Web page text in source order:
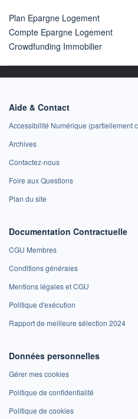
Plan Epargne Logement
Compte Epargne Logement
Crowdfunding Immobilier
Aide & Contact
Accessibilité Numérique (partiellement
Archives
Contactez-nous
Foire aux Questions
Plan du site
Documentation Contractuelle
CGU Membres
Conditions générales
Mentions légales et CGU
Politique d'exécution
Rapport de meilleure sélection 2024
Données personnelles
Gérer mes cookies
Politique de confidentialité
Politique de cookies